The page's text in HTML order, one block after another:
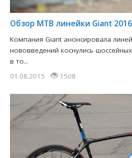
Обзор MTB линейки Giant 2016
Компания Giant анонсировала
нововведений коснулись
в то...
01.08.2015
1508